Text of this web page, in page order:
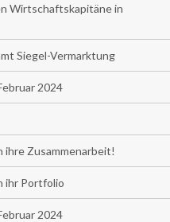
Wirtschaftskapitäne in
Siegel-Vermarktung
2024
Zusammenarbeit!
ihr Portfolio
2024